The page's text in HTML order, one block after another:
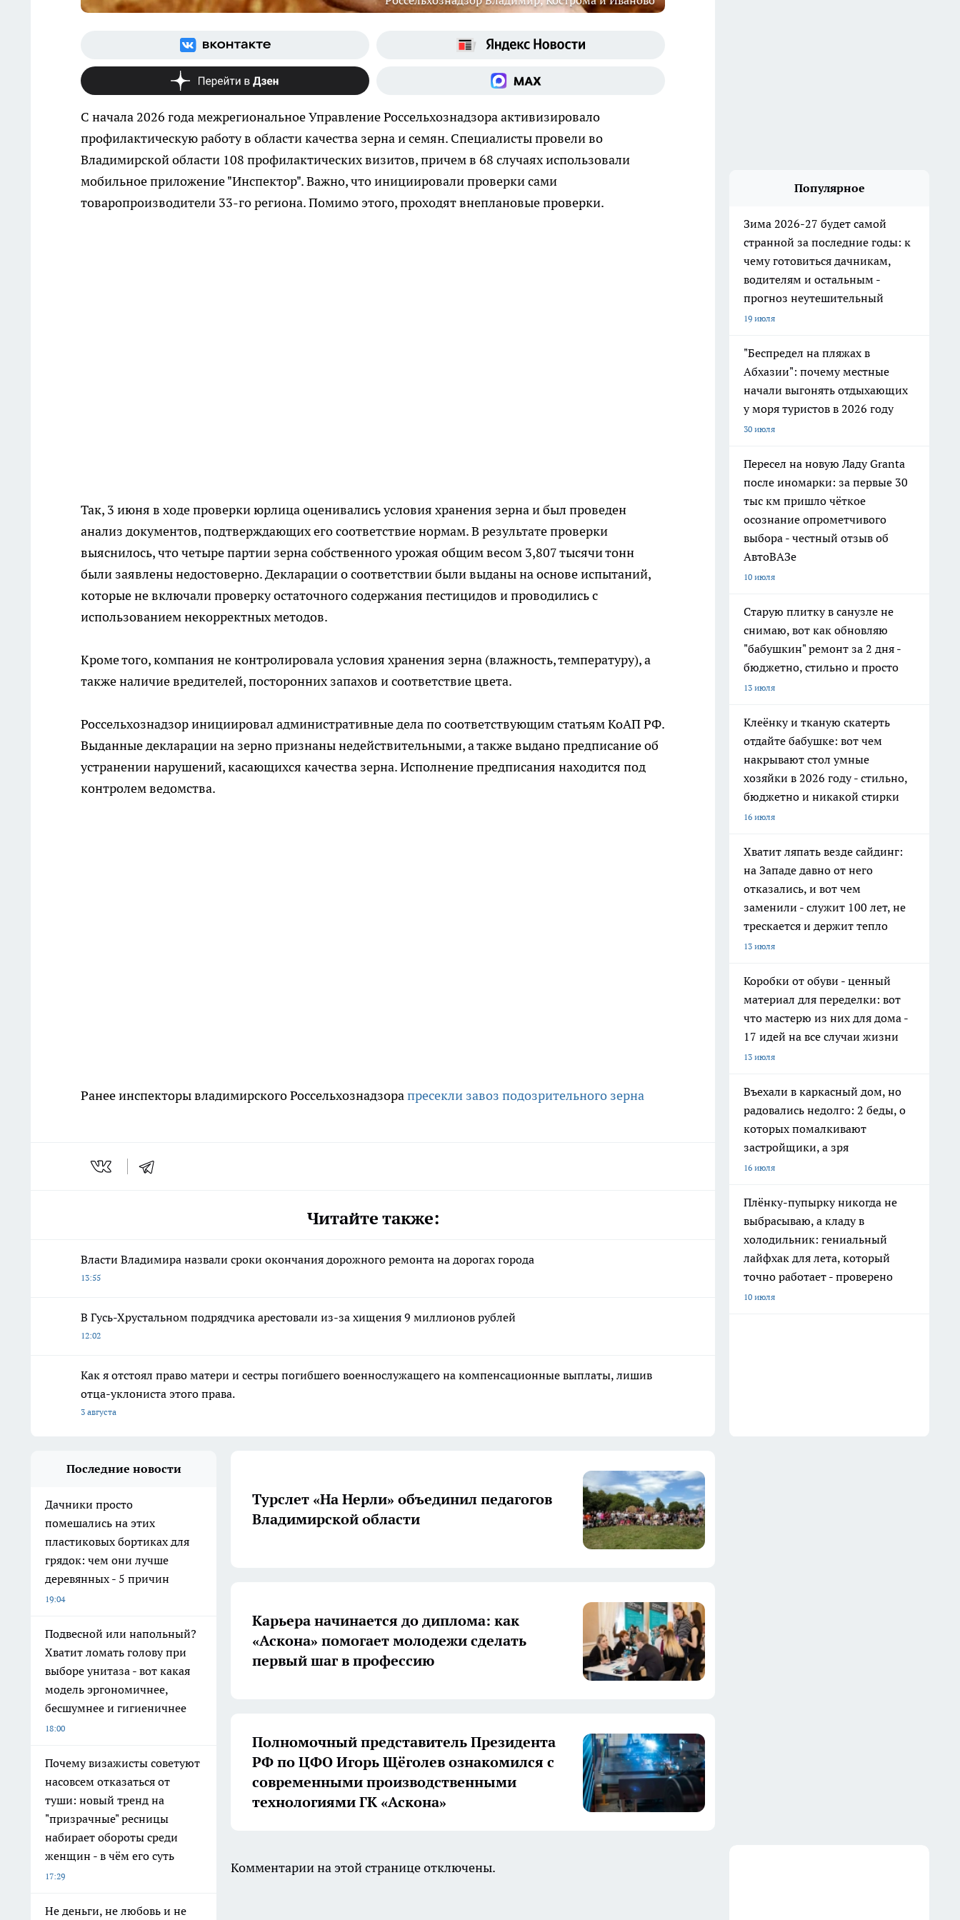
С начала 2026 года межрегиональное Управление Россельхознадзора активизировало
профилактическую работу в области качества зерна и семян. Специалисты провели во
Владимирской области 108 профилактических визитов, причем в 68 случаях использовали
мобильное приложение "Инспектор". Важно, что инициировали проверки сами
товаропроизводители 33-го региона. Помимо этого, проходят внеплановые проверки.
Так, 3 июня в ходе проверки юрлица оценивались условия хранения зерна и был проведен
анализ документов, подтверждающих его соответствие нормам. В результате проверки
выяснилось, что четыре партии зерна собственного урожая общим весом 3,807 тысячи тонн
были заявлены недостоверно. Декларации о соответствии были выданы на основе испытаний,
которые не включали проверку остаточного содержания пестицидов и проводились с
использованием некорректных методов.
Кроме того, компания не контролировала условия хранения зерна (влажность, температуру), а
также наличие вредителей, посторонних запахов и соответствие цвета.
Россельхознадзор инициировал административные дела по соответствующим статьям КоАП РФ.
Выданные декларации на зерно признаны недействительными, а также выдано предписание об
устранении нарушений, касающихся качества зерна. Исполнение предписания находится под
контролем ведомства.
Ранее инспекторы владимирского Россельхознадзорапресекли завоз подозрительного зерна
Читайте также:
Власти Владимира назвали сроки окончания дорожного ремонта на дорогах города
13:55
В Гусь-Хрустальном подрядчика арестовали из-за хищения 9 миллионов рублей
12:02
Как я отстоял право матери и сестры погибшего военнослужащего на компенсационные выплаты, лишив
отца-уклониста этого права.
3 августа
Популярное
Зима 2026-27 будет самой
странной за последние годы: к
чему готовиться дачникам,
водителям и остальным -
прогноз неутешительный
19 июля
"Беспредел на пляжах в
Абхазии": почему местные
начали выгонять отдыхающих
у моря туристов в 2026 году
30 июля
Пересел на новую Ладу Granta
после иномарки: за первые 30
тыс км пришло чёткое
осознание опрометчивого
выбора - честный отзыв об
АвтоВАЗе
10 июля
Старую плитку в санузле не
снимаю, вот как обновляю
"бабушкин" ремонт за 2 дня -
бюджетно, стильно и просто
13 июля
Клеёнку и тканую скатерть
отдайте бабушке: вот чем
накрывают стол умные
хозяйки в 2026 году - стильно,
бюджетно и никакой стирки
16 июля
Хватит ляпать везде сайдинг:
на Западе давно от него
отказались, и вот чем
заменили - служит 100 лет, не
трескается и держит тепло
13 июля
Коробки от обуви - ценный
материал для переделки: вот
что мастерю из них для дома -
17 идей на все случаи жизни
13 июля
Въехали в каркасный дом, но
радовались недолго: 2 беды, о
которых помалкивают
застройщики, а зря
16 июля
Плёнку-пупырку никогда не
выбрасываю, а кладу в
холодильник: гениальный
лайфхак для лета, который
точно работает - проверено
10 июля
Последние новости
Дачники просто
помешались на этих
пластиковых бортиках для
грядок: чем они лучше
деревянных - 5 причин
19:04
Подвесной или напольный?
Хватит ломать голову при
выборе унитаза - вот какая
модель эргономичнее,
бесшумнее и гигиеничнее
18:00
Почему визажисты советуют
насовсем отказаться от
туши: новый тренд на
"призрачные" ресницы
набирает обороты среди
женщин - в чём его суть
17:29
Не деньги, не любовь и не
Турслет «На Нерли» объединил педагогов
Владимирской области
Карьера начинается до диплома: как
«Аскона» помогает молодежи сделать
первый шаг в профессию
Полномочный представитель Президента
РФ по ЦФО Игорь Щёголев ознакомился с
современными производственными
технологиями ГК «Аскона»
Комментарии на этой странице отключены.